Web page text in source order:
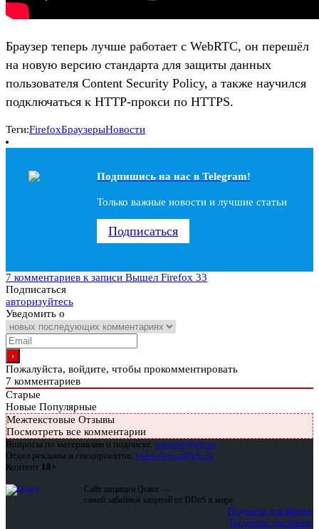
Браузер теперь лучше работает с WebRTC, он перешёл
на новую версию стандарта для защиты данных
пользователя Content Security Policy, а также научился
подключаться к HTTP-прокси по HTTPS.
Теги:FirefoxБраузерыНовости
Подпишись на наc в Telegram!
Только важные новости и лучшие статьи
Подписаться
7 комментариев к записи Вышел Firefox 33
Подписаться
авторизуйтесь
Уведомить о
Пожалуйста, войдите, чтобы прокомментировать
7 комментариев
Старые
Новые Популярные
Межтекстовые Отзывы
Посмотреть все комментарии
Вопросы по материалам и подписке: support@glc.ru
Отдел рекламы и спецпроектов: yakovleva.a@glc.ru
Контент 18+
Сайт защищен Qrator —
самой забойной защитой от DDoS в мире
Подписка для физлиц
Подписка для юрлиц